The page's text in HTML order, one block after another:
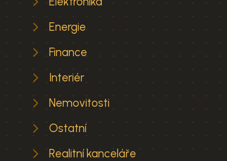
Energie
Finance
Interiér
Nemovitosti
Ostatní
Realitní kanceláře